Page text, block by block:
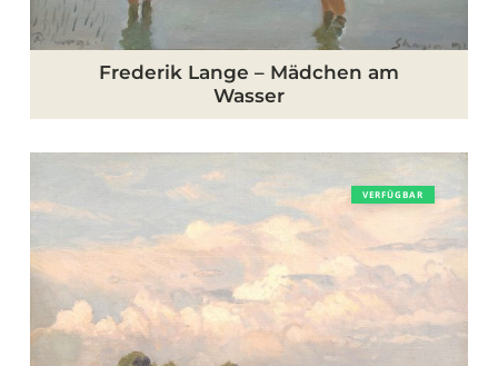
Frederik Lange – Mädchen am
Wasser
Skovgaard
Himmelsstudie
VERFÜGBAR